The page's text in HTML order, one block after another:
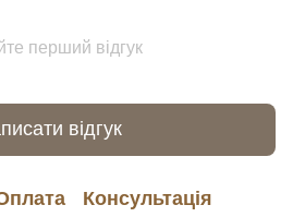
перший відгук
відгук
Консультація